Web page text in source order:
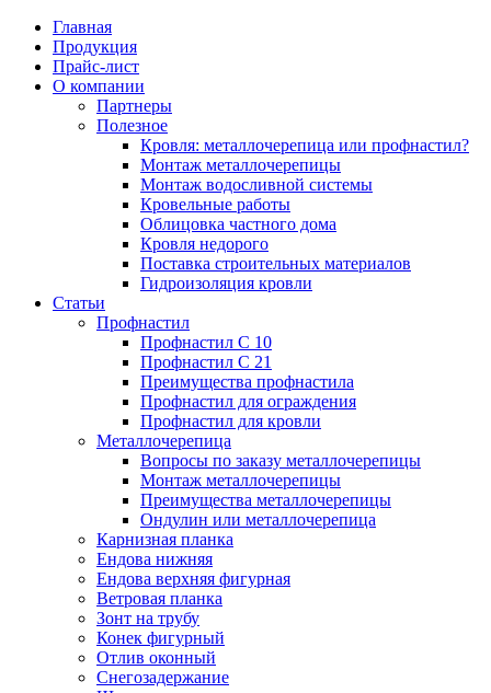
Главная
Продукция
Прайс-лист
О компании
Партнеры
Полезное
Кровля: металлочерепица или профнастил?
Монтаж металлочерепицы
Монтаж водосливной системы
Кровельные работы
Облицовка частного дома
Кровля недорого
Поставка строительных материалов
Гидроизоляция кровли
Статьи
Профнастил
Профнастил С 10
Профнастил С 21
Преимущества профнастила
Профнастил для ограждения
Профнастил для кровли
Металлочерепица
Вопросы по заказу металлочерепицы
Монтаж металлочерепицы
Преимущества металлочерепицы
Ондулин или металлочерепица
Карнизная планка
Ендова нижняя
Ендова верхняя фигурная
Ветровая планка
Зонт на трубу
Конек фигурный
Отлив оконный
Снегозадержание
Партнеры
Полезное
Монтаж
Кровельные
Профнастил
Профнастил С
Металлочерепица Монтаж
Карнизная планка
Ендова нижняя
Ендова верхняя фигурная
Ветровая планка
Зонт на трубу
Конек фигурный
Отлив оконный
Снегозадержание
Штакетник
Сайдинг
Цена на профнастил
Цена на металлочерепицу